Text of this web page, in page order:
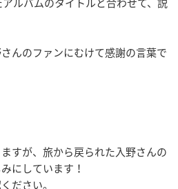
ルバムのタイトルと合わせて、説
んのファンにむけて感謝の言葉で
すが、旅から戻られた入野さんの
にしています！
ださい。